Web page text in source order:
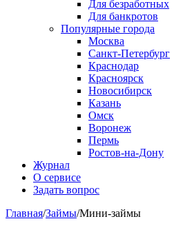
Для безработных
Для банкротов
Популярные города
Москва
Санкт-Петербург
Краснодар
Красноярск
Новосибирск
Казань
Омск
Воронеж
Пермь
Ростов-на-Дону
Журнал
О сервисе
Задать вопрос
Главная/Займы/Мини-займы